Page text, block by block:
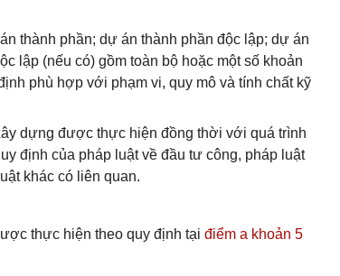
thành phần; dự án thành phần độc lập; dự án
lập (nếu có) gồm toàn bộ hoặc một số khoản
phù hợp với phạm vi, quy mô và tính chất kỹ
dựng được thực hiện đồng thời với quá trình
định của pháp luật về đầu tư công, pháp luật
khác có liên quan.
thực hiện theo quy định tại điểm a khoản 5